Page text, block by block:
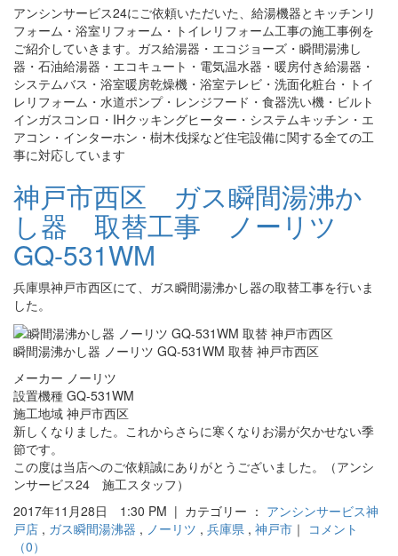
アンシンサービス24にご依頼いただいた、給湯機器とキッチンリ
フォーム・浴室リフォーム・トイレリフォーム工事の施工事例を
ご紹介していきます。ガス給湯器・エコジョーズ・瞬間湯沸し
器・石油給湯器・エコキュート・電気温水器・暖房付き給湯器・
システムバス・浴室暖房乾燥機・浴室テレビ・洗面化粧台・トイ
レリフォーム・水道ポンプ・レンジフード・食器洗い機・ビルト
インガスコンロ・IHクッキングヒーター・システムキッチン・エ
アコン・インターホン・樹木伐採など住宅設備に関する全ての工
事に対応しています
神戸市西区 ガス瞬間湯沸か
し器 取替工事 ノーリツ
GQ-531WM
兵庫県神戸市西区にて、ガス瞬間湯沸かし器の取替工事を行いま
した。
瞬間湯沸かし器 ノーリツ GQ-531WM 取替 神戸市西区
メーカー ノーリツ
設置機種 GQ-531WM
施工地域 神戸市西区
新しくなりました。これからさらに寒くなりお湯が欠かせない季
節です。
この度は当店へのご依頼誠にありがとうございました。（アンシ
ンサービス24 施工スタッフ）
2017年11月28日 1:30 PM | カテゴリー ： アンシンサービス神
戸店 , ガス瞬間湯沸器 , ノーリツ , 兵庫県 , 神戸市 ｜ コメント
（0）